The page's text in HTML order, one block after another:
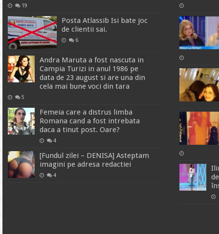
19
Posta Atlassib Isi bate joc
de clientii sai.
6
Andra Maruta a fost nascuta in
Campia Turizi in anul 1986 pe
data de 23 august si are una din
cela mai bune voci din tara
5
Femeia care a distrus limba
Romana cand a fost intrebata
daca a tinut post. Oare?
4
[Fundul zilei – DENISA] Asteptam
imagini pe adresa redactiei
4